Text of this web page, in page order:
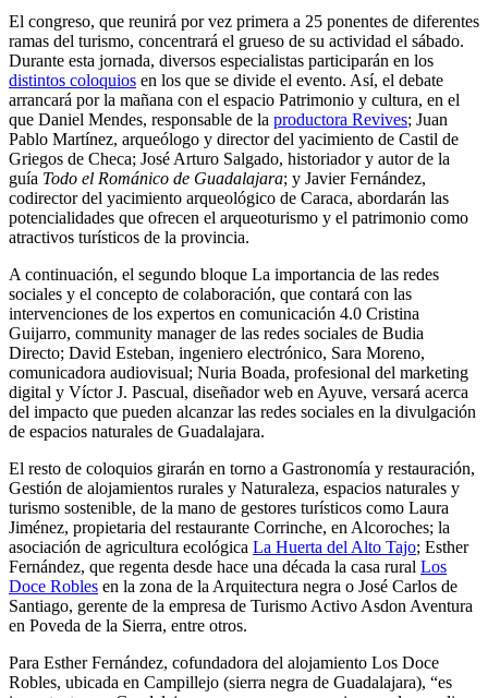
El congreso, que reunirá por vez primera a 25 ponentes de diferentes
ramas del turismo, concentrará el grueso de su actividad el sábado.
Durante esta jornada, diversos especialistas participarán en los
distintos coloquios en los que se divide el evento. Así, el debate
arrancará por la mañana con el espacio Patrimonio y cultura, en el
que Daniel Mendes, responsable de la productora Revives; Juan
Pablo Martínez, arqueólogo y director del yacimiento de Castil de
Griegos de Checa; José Arturo Salgado, historiador y autor de la
guía Todo el Románico de Guadalajara; y Javier Fernández,
codirector del yacimiento arqueológico de Caraca, abordarán las
potencialidades que ofrecen el arqueoturismo y el patrimonio como
atractivos turísticos de la provincia.
A continuación, el segundo bloque La importancia de las redes
sociales y el concepto de colaboración, que contará con las
intervenciones de los expertos en comunicación 4.0 Cristina
Guijarro, community manager de las redes sociales de Budia
Directo; David Esteban, ingeniero electrónico, Sara Moreno,
comunicadora audiovisual; Nuria Boada, profesional del marketing
digital y Víctor J. Pascual, diseñador web en Ayuve, versará acerca
del impacto que pueden alcanzar las redes sociales en la divulgación
de espacios naturales de Guadalajara.
El resto de coloquios girarán en torno a Gastronomía y restauración,
Gestión de alojamientos rurales y Naturaleza, espacios naturales y
turismo sostenible, de la mano de gestores turísticos como Laura
Jiménez, propietaria del restaurante Corrinche, en Alcoroches; la
asociación de agricultura ecológica La Huerta del Alto Tajo; Esther
Fernández, que regenta desde hace una década la casa rural Los
Doce Robles en la zona de la Arquitectura negra o José Carlos de
Santiago, gerente de la empresa de Turismo Activo Asdon Aventura
en Poveda de la Sierra, entre otros.
Para Esther Fernández, cofundadora del alojamiento Los Doce
Robles, ubicada en Campillejo (sierra negra de Guadalajara), “es